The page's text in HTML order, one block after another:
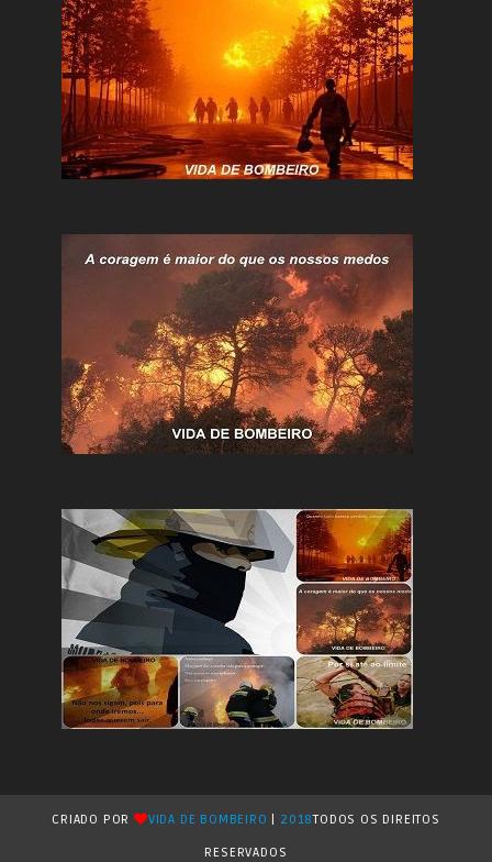
CRIADO POR VIDA DE BOMBEIRO 2018TODOS OS DIREITOS
RESERVADOS